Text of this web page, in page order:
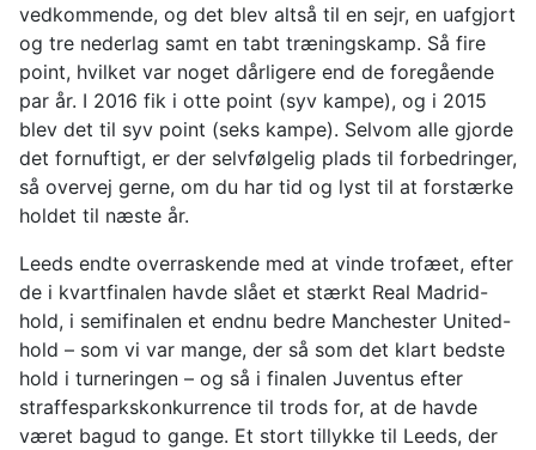
vedkommende, og det blev altså til en sejr, en uafgjort
og tre nederlag samt en tabt træningskamp. Så fire
point, hvilket var noget dårligere end de foregående
par år. I 2016 fik i otte point (syv kampe), og i 2015
blev det til syv point (seks kampe). Selvom alle gjorde
det fornuftigt, er der selvfølgelig plads til forbedringer,
så overvej gerne, om du har tid og lyst til at forstærke
holdet til næste år.
Leeds endte overraskende med at vinde trofæet, efter
de i kvartfinalen havde slået et stærkt Real Madrid-
hold, i semifinalen et endnu bedre Manchester United-
hold – som vi var mange, der så som det klart bedste
hold i turneringen – og så i finalen Juventus efter
straffesparkskonkurrence til trods for, at de havde
været bagud to gange. Et stort tillykke til Leeds, der